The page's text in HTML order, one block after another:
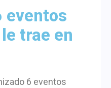
eventos
trae en
6 eventos